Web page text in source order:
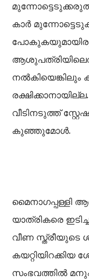
കാർ
വീടിനടുത്ത്
കുഞ്ഞുമോള്‍.
മൈനാഗപ്പള്ളി
യാത്രികരെ
വീണ സ്ത്രീയുടെ
സംഭവത്തില്‍